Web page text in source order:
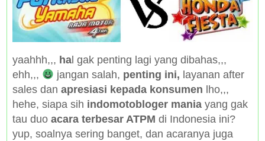
yaahhh,,, hal gak penting lagi yang dibahas,,,
ehh,,,
jangan salah, penting ini, layanan after
sales dan apresiasi kepada konsumen lho,,,
hehe, siapa sih indomotobloger maniayang gak
tau duo acara terbesar ATPM di Indonesia ini?
yup, soalnya sering banget, dan acaranya juga